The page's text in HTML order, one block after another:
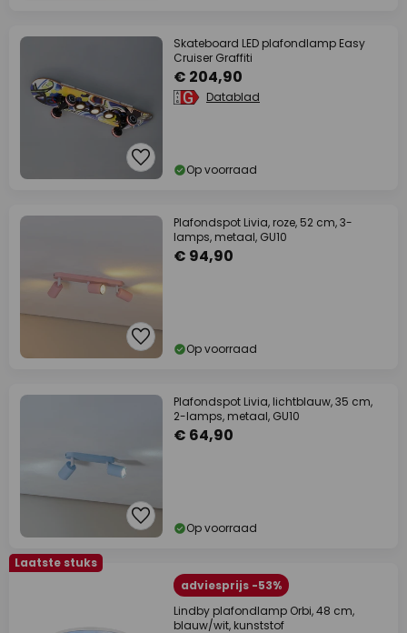
Skateboard LED plafondlamp Easy
Cruiser Graffiti
€ 204,90
Datablad
Op voorraad
Plafondspot Livia, roze, 52 cm, 3-
lamps, metaal, GU10
€ 94,90
Op voorraad
Plafondspot Livia, lichtblauw, 35 cm,
2-lamps, metaal, GU10
€ 64,90
Op voorraad
Laatste stuks
adviesprijs -53%
Lindby plafondlamp Orbi, 48 cm,
blauw/wit, kunststof